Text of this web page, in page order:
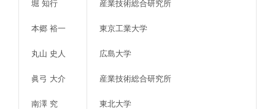
堀 知行 産業技術総合研究所
本郷 裕一 東京工業大学
丸山 史人 広島大学
眞弓 大介 産業技術総合研究所
南澤 究 東北大学